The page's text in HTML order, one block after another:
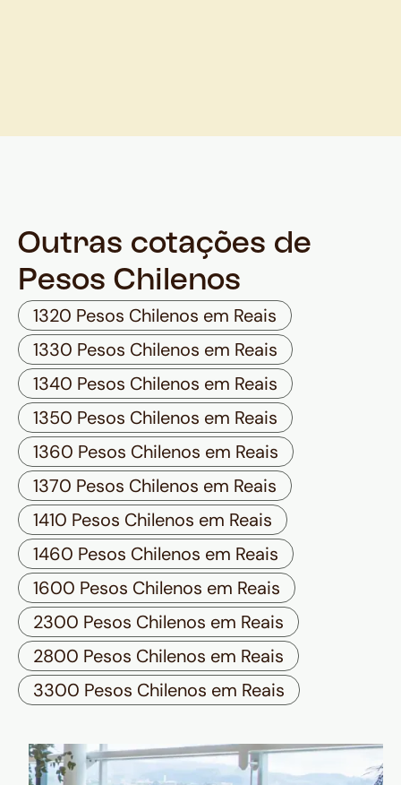
Outras cotações de
Pesos Chilenos
1320 Pesos Chilenos em Reais
1330 Pesos Chilenos em Reais
1340 Pesos Chilenos em Reais
1350 Pesos Chilenos em Reais
1360 Pesos Chilenos em Reais
1370 Pesos Chilenos em Reais
1410 Pesos Chilenos em Reais
1460 Pesos Chilenos em Reais
1600 Pesos Chilenos em Reais
2300 Pesos Chilenos em Reais
2800 Pesos Chilenos em Reais
3300 Pesos Chilenos em Reais